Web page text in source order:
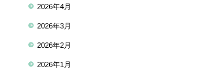
2026年4月
2026年3月
2026年2月
2026年1月